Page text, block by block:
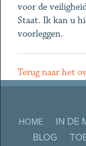
voor de
Staat. Ik kan u
voorleggen.
Terug naar het
HOME IN DE
BLOG